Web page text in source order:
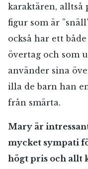
karaktären, alltså
figur som är
också har ett
övertag och som
använder sina
illa de barn han
från smärta.
Mary är
mycket sympati
högt pris och allt